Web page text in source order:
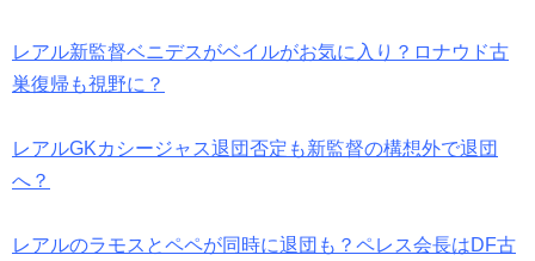
レアル新監督ベニデスがベイルがお気に入り？ロナウド古
巣復帰も視野に？
レアルGKカシージャス退団否定も新監督の構想外で退団
へ？
レアルのラモスとペペが同時に退団も？ペレス会長はDF古